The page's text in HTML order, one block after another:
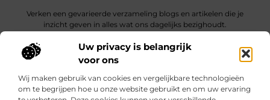
Uw privacy is belangrijk
voor ons
Wij maken gebruik van cookies en vergelijkbare technologieën
om te begrijpen hoe u onze website gebruikt en om uw ervaring
Verken een gevarieerde verzameling blogs en artikelen die je
inzicht geven in alles wat ons dagelijks bezighoudt.
Bericht categorie